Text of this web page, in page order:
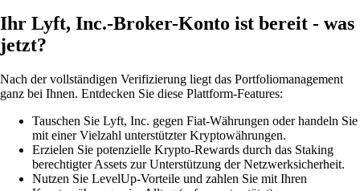
Ihr Lyft, Inc.-Broker-Konto ist bereit - was
jetzt?
Nach der vollständigen Verifizierung liegt das Portfoliomanagement
ganz bei Ihnen. Entdecken Sie diese Plattform-Features:
Tauschen Sie Lyft, Inc. gegen Fiat-Währungen oder handeln Sie
mit einer Vielzahl unterstützter Kryptowährungen.
Erzielen Sie potenzielle Krypto-Rewards durch das Staking
berechtigter Assets zur Unterstützung der Netzwerksicherheit.
Nutzen Sie LevelUp-Vorteile und zahlen Sie mit Ihren